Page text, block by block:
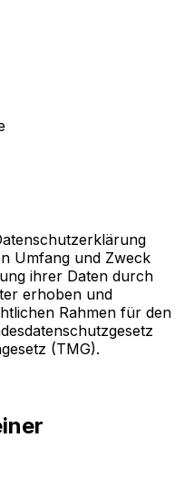
Umfang und Zweck
ihrer Daten durch
erhoben und
Rahmen für den
(TMG).